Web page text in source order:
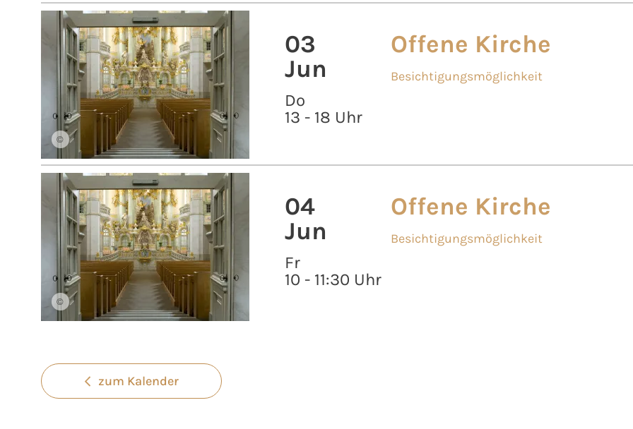
©
03
Jun
Do
13 - 18 Uhr
Offene Kirche
Besichtigungsmöglichkeit
©
04
Jun
Fr
10 - 11:30 Uhr
Offene Kirche
Besichtigungsmöglichkeit
zum Kalender